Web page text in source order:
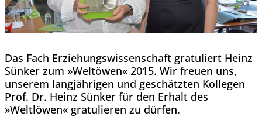
Das Fach Erziehungswissenschaft gratuliert Heinz
Sünker zum »Weltöwen« 2015. Wir freuen uns,
unserem langjährigen und geschätzten Kollegen
Prof. Dr. Heinz Sünker für den Erhalt des
»Weltlöwen« gratulieren zu dürfen.